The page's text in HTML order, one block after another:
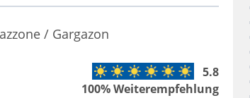
/ Gargazon
5.8
100% Weiterempfehlung